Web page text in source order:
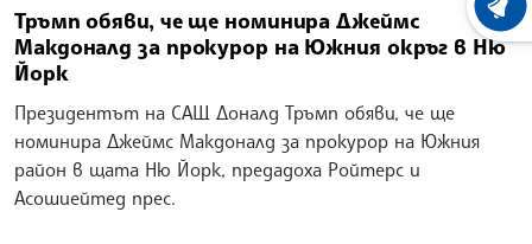
Тръмп обяви, че ще номинира Джеймс
Макдоналд за прокурор на Южния окръг в Ню
Йорк
Президентът на САЩ Доналд Тръмп обяви, че ще
номинира Джеймс Макдоналд за прокурор на Южния
район в щата Ню Йорк, предадоха Ройтерс и
Асошиейтед прес.